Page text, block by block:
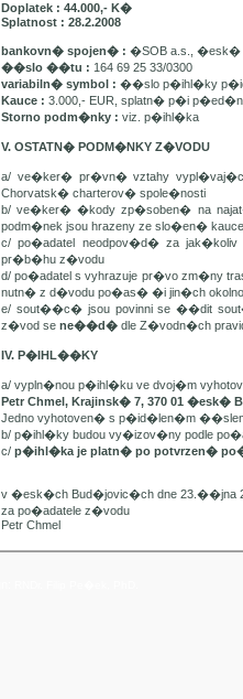
Doplatek : 44.000,- K�
Splatnost : 28.2.2008
bankovn� spojen� : �SOB a.s., �esk�
��slo ��tu : 164 69 25 33/0300
variabiln� symbol : ��slo p�ihl�ky
Kauce : 3.000,- EUR, splatn� p�i
Storno podm�nky : viz. p�ihl�ka
V. OSTATN� PODM�NKY Z�VODU
a/ ve�ker� pr�vn� vztahy
Chorvatsk� charterov� spole�nosti
b/ ve�ker� �kody zp�soben� na
podm�nek jsou hrazeny ze slo�en� kauce
c/ po�adatel neodpov�d� za
pr�b�hu z�vodu
d/ po�adatel s vyhrazuje pr�vo zm�ny
nutn� z d�vodu po�as� �i jin�ch
e/ sout��c� jsou povinni se ��dit
z�vod se ne��d� dle Z�vodn�ch
IV. P�IHL��KY
a/ vypln�nou p�ihl�ku ve dvoj�m
Petr Chmel, Krajinsk� 7, 370 01 �esk�
Jedno vyhotoven� s p�id�len�m
b/ p�ihl�ky budou vy�izov�ny podle
c/ p�ihl�ka je platn� po potvrzen�
v �esk�ch Bud�jovic�ch dne 23.��jna
za po�adatele z�vodu
Petr Chmel